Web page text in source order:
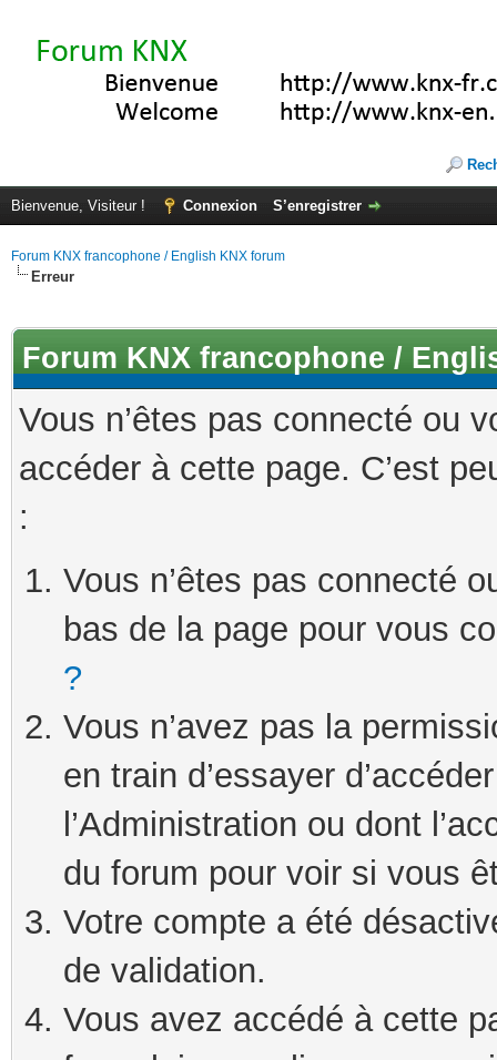
Bienvenue, Visiteur ! Connexion S’enregistrer
Forum KNX francophone / English KNX forum
Erreur
Forum KNX francophone /
Vous n’êtes pas connecté ou
accéder à cette page. C’est
:
Vous n’êtes pas connecté
bas de la page pour vous
?
Vous n’avez pas la
en train d’essayer
l’Administration ou dont
du forum pour voir si vous
Votre compte a été
de validation.
Vous avez accédé à cette